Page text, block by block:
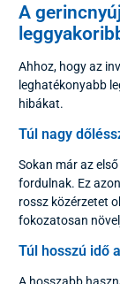
A
Ahhoz, hogy az
leghatékonyabb
hibákat.
Túl nagy
Sokan már az
fordulnak. Ez
rossz közérzetet
fokozatosan
Túl hosszú idő